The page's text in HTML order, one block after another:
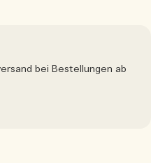
bei Bestellungen ab